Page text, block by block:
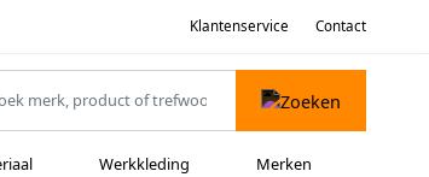
Klantenservice Contact
Werkkleding Merken